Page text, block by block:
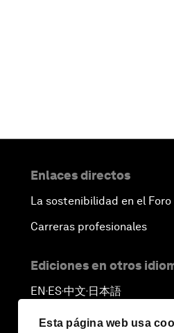
Esta página web usa
Enlaces directos
La sostenibilidad en el Foro
Carreras profesionales
Ediciones en otros
EN ▪ES▪中文▪ 日本語